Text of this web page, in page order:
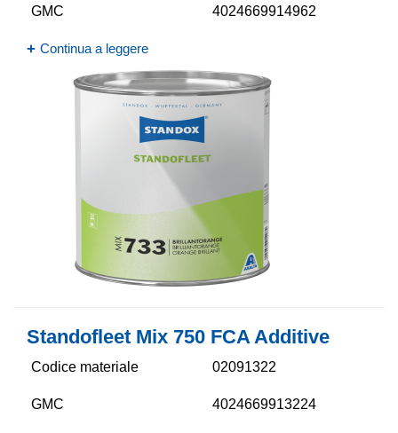
GMC 4024669914962
Continua a leggere
Standofleet Mix 750 FCA Additive
Codice materiale 02091322
GMC 4024669913224